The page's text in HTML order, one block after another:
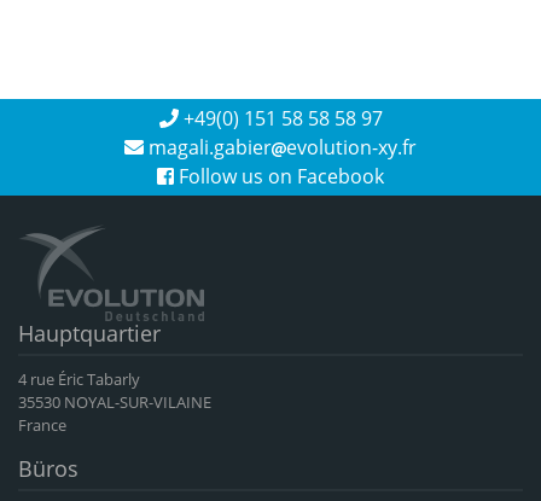
+49(0) 151 58 58 58 97
magali.gabier evolution-xy.fr
Follow us on Facebook
Hauptquartier
4 rue Éric Tabarly
35530 NOYAL-SUR-VILAINE
France
Büros